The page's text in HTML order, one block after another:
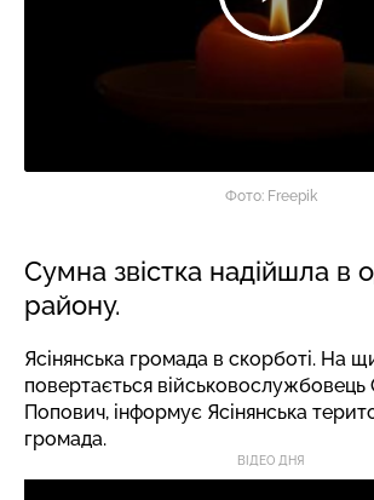
Фото: Freepik
Сумна звістка надійшла в
району.
Ясінянська громада в скорботі. На
повертається
Попович, інформує Ясінянська
громада.
ВІДЕО ДНЯ